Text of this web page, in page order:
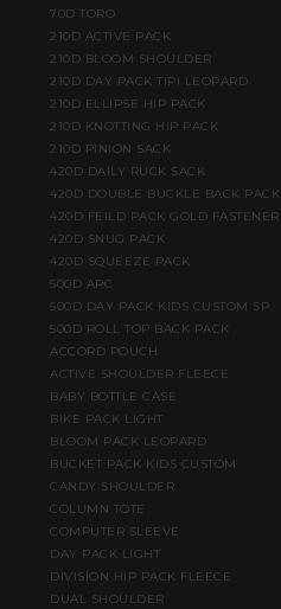
70D TORO
210D ACTIVE PACK
210D BLOOM SHOULDER
210D DAY PACK TIPI LEOPARD
210D ELLIPSE HIP PACK
210D KNOTTING HIP PACK
210D PINION SACK
420D DAILY RUCK SACK
420D DOUBLE BUCKLE BACK PACK
420D FEILD PACK GOLD FASTENER
420D SNUG PACK
420D SQUEEZE PACK
500D ARC
500D DAY PACK KIDS CUSTOM SP
500D ROLL TOP BACK PACK
ACCORD POUCH
ACTIVE SHOULDER FLEECE
BABY BOTTLE CASE
BIKE PACK LIGHT
BLOOM PACK LEOPARD
BUCKET PACK KIDS CUSTOM
CANDY SHOULDER
COLUMN TOTE
COMPUTER SLEEVE
DAY PACK LIGHT
DIVISION HIP PACK FLEECE
DUAL SHOULDER